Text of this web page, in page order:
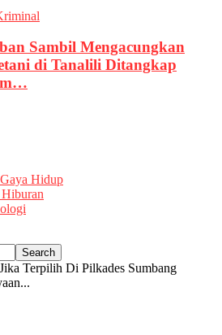
Sambil Mengacungkan
di Tanalili Ditangkap
Hidup
Terpilih Di Pilkades Sumbang